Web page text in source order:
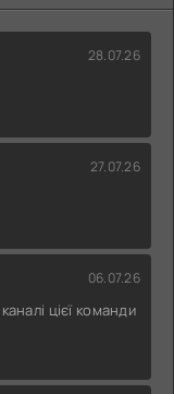
28.07.26
27.07.26
06.07.26
цієї команди